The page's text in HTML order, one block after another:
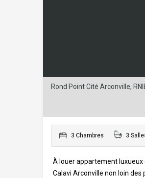
Rond Point Cité Arconville,
3 Chambres 3
À louer appartement
Calavi Arconville non loin